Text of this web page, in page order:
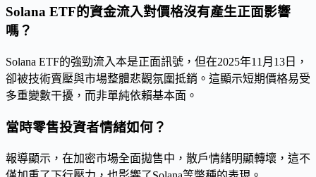
Solana ETF的資金流入對價格沒有產生正面影響
嗎？
Solana ETF的強勁流入本是正面訊號，但在2025年11月13日，
卻被技術賣壓與市場整體悲觀氛圍抵銷。這顯示短期價格易受
多重變數干擾，而非單純依賴基本面。
當時零售投資者情緒如何？
報導顯示，在加密市場全面拋售中，散戶情緒明顯轉壞，這不